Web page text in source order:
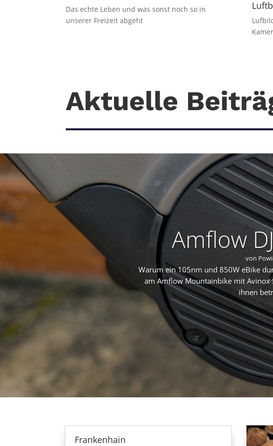
Das echte Leben und was sonst noch so in
unserer Freizeit abgeht
Aktuelle
Amflow
von
Warum ein 105nm und 850W eBike
am Amflow Mountainbike mit Avinox
ihnen
Frankenhain